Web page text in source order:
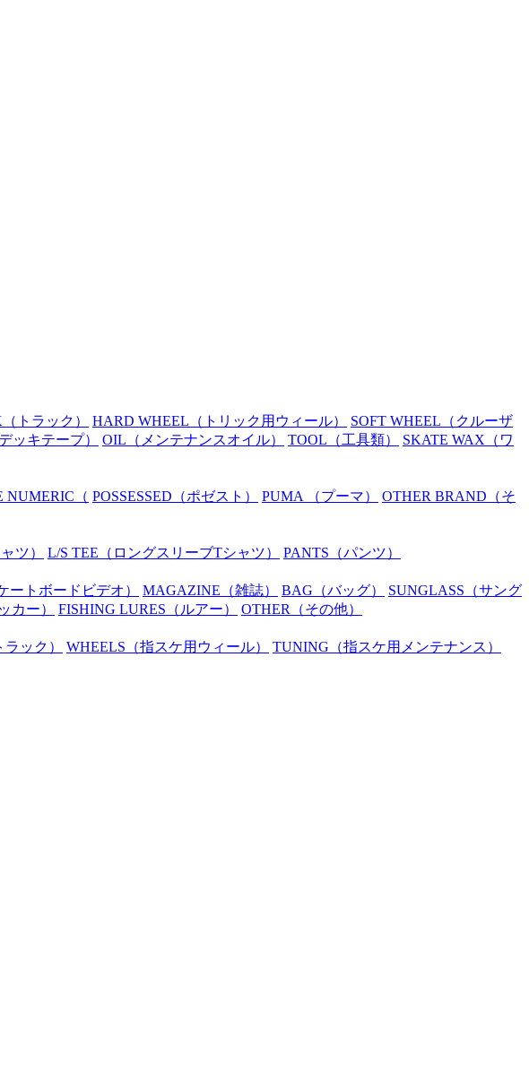
（トラック） HARD WHEEL （トリック用ウィール） SOFT WHEEL （クルーザ
デッキテープ） OIL （メンテナンスオイル） TOOL （工具類） SKATE WAX （ワ
NUMERIC （ POSSESSED （ポゼスト） PUMA （プーマ） OTHER BRAND （そ
ツ） L/S TEE （ロングスリーブTシャツ） PANTS （パンツ）
ートボードビデオ） MAGAZINE （雑誌） BAG （バッグ） SUNGLASS （サング
カー） FISHING LURES （ルアー） OTHER （その他）
ラック） WHEELS （指スケ用ウィール） TUNING （指スケ用メンテナンス）